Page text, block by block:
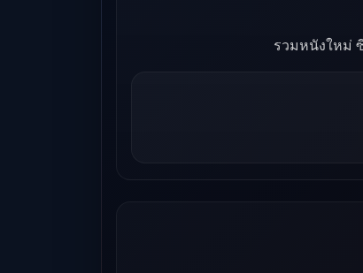
รวมหนังใหม่